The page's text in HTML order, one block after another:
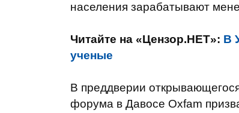
населения зарабатывают
Читайте на «Цензор.НЕТ»: В
ученые
В преддверии
форума в Давосе Oxfam